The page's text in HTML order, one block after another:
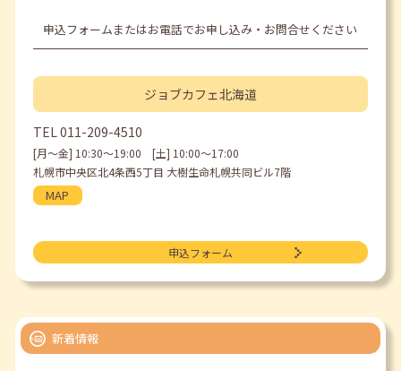
申込フォームまたはお電話でお申し込み・お問合せください
ジョブカフェ北海道
TEL011-209-4510
[月〜金] 10:30〜19:00 [土] 10:00〜17:00
札幌市中央区北4条西5丁目 大樹生命札幌共同ビル7階
MAP
申込フォーム
新着情報